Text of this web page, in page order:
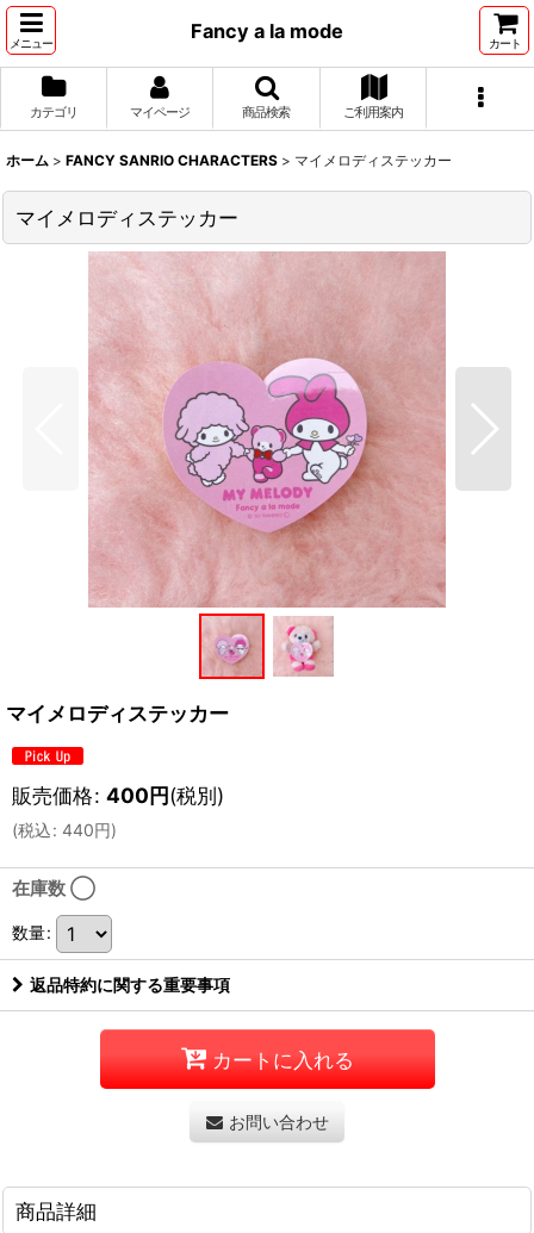
メニュー
Fancy a la mode
カート
カテゴリ マイページ 商品検索 ご利用案内
ホーム > FANCY SANRIO CHARACTERS > マイメロディステッカー
マイメロディステッカー
マイメロディステッカー
販売価格: 400円(税別)
(税込: 440円)
在庫数 ◯
数量:
返品特約に関する重要事項
カートに入れる
お問い合わせ
商品詳細